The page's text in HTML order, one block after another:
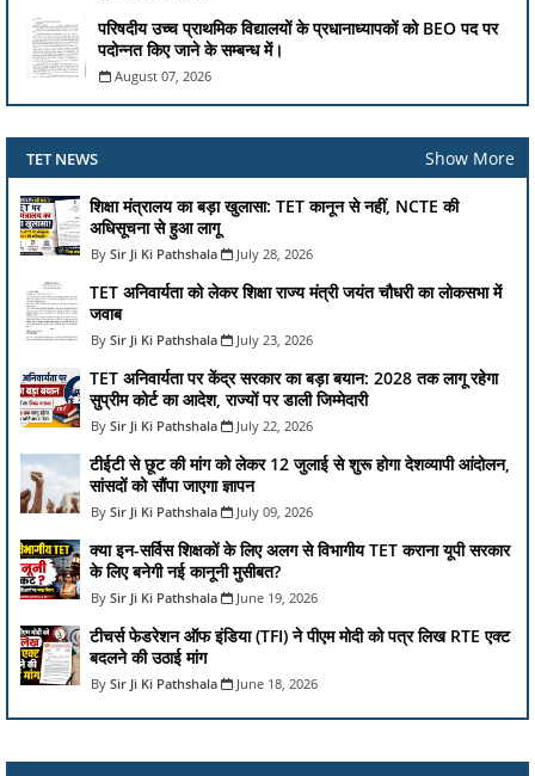
परिषदीय उच्च प्राथमिक विद्यालयों के प्रधानाध्यापकों को BEO पद पर
पदोन्नत किए जाने के सम्बन्ध में।
August 07, 2026
TET NEWS Show More
शिक्षा मंत्रालय का बड़ा खुलासा: TET कानून से नहीं, NCTE की
अधिसूचना से हुआ लागू
Sir Ji Ki Pathshala July 28, 2026
TET अनिवार्यता को लेकर शिक्षा राज्य मंत्री जयंत चौधरी का लोकसभा में
जवाब
Sir Ji Ki Pathshala July 23, 2026
TET अनिवार्यता पर केंद्र सरकार का बड़ा बयान: 2028 तक लागू रहेगा
सुप्रीम कोर्ट का आदेश, राज्यों पर डाली जिम्मेदारी
Sir Ji Ki Pathshala July 22, 2026
टीईटी से छूट की मांग को लेकर 12 जुलाई से शुरू होगा देशव्यापी आंदोलन,
सांसदों को सौंपा जाएगा ज्ञापन
Sir Ji Ki Pathshala July 09, 2026
क्या इन-सर्विस शिक्षकों के लिए अलग से विभागीय TET कराना यूपी सरकार
के लिए बनेगी नई कानूनी मुसीबत?
Sir Ji Ki Pathshala June 19, 2026
टीचर्स फेडरेशन ऑफ इंडिया (TFI) ने पीएम मोदी को पत्र लिख RTE एक्ट
बदलने की उठाई मांग
Sir Ji Ki Pathshala June 18, 2026